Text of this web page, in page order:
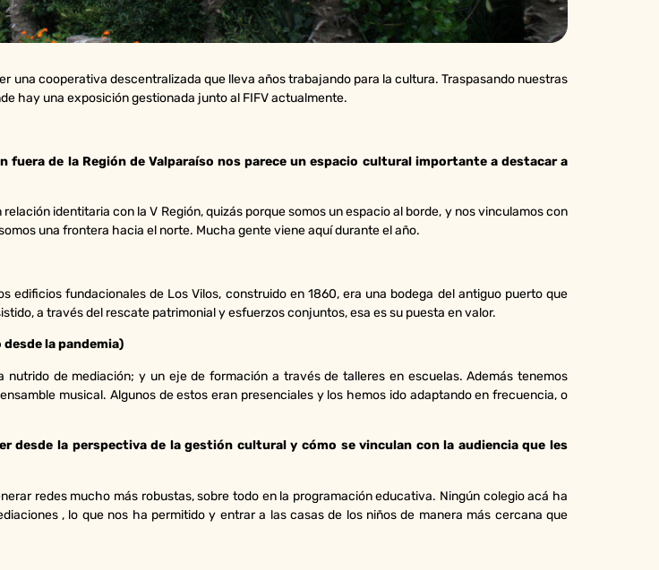
una cooperativa descentralizada que lleva años trabajando para la cultura. Traspasando nuestras
hay una exposición gestionada junto al FIFV actualmente.
de la Región de Valparaíso nos parece un espacio cultural importante a destacar a
identitaria con la V Región, quizás porque somos un espacio al borde, y nos vinculamos con
una frontera hacia el norte. Mucha gente viene aquí durante el año.
edificios fundacionales de Los Vilos, construido en 1860, era una bodega del antiguo puerto que
a través del rescate patrimonial y esfuerzos conjuntos, esa es su puesta en valor.
la pandemia)
de mediación; y un eje de formación a través de talleres en escuelas. Además tenemos
musical. Algunos de estos eran presenciales y los hemos ido adaptando en frecuencia, o
desde la perspectiva de la gestión cultural y cómo se vinculan con la audiencia que les
redes mucho más robustas, sobre todo en la programación educativa. Ningún colegio acá ha
, lo que nos ha permitido y entrar a las casas de los niños de manera más cercana que